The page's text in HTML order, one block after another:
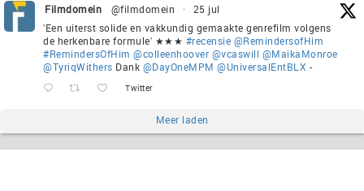
Filmdomein @filmdomein ·
25 jul
'Een uiterst solide en vakkundig gemaakte genrefilm volgens
de herkenbare formule' ★★★ #recensie @RemindersofHim
#RemindersOfHim @colleenhoover @vcaswill @MaikaMonroe
@TyriqWithers Dank @DayOneMPM @UniversalEntBLX -
Twitter
Meer laden